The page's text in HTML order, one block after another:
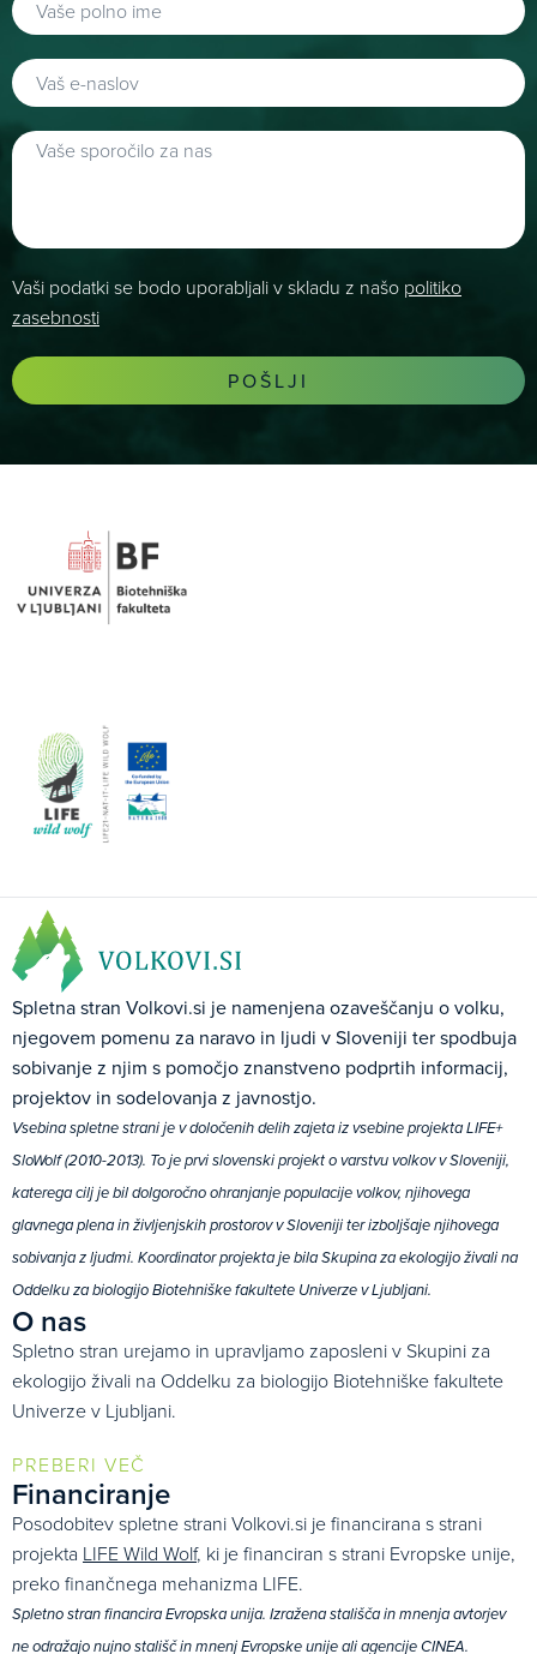
Vaši podatki se bodo uporabljali v skladu z našo politiko
zasebnosti
POŠLJI
Spletna stran Volkovi.si je namenjena ozaveščanju o volku,
njegovem pomenu za naravo in ljudi v Sloveniji ter spodbuja
sobivanje z njim s pomočjo znanstveno podprtih informacij,
projektov in sodelovanja z javnostjo.
Vsebina spletne strani je v določenih delih zajeta iz vsebine projekta LIFE+
SloWolf (2010-2013). To je prvi slovenski projekt o varstvu volkov v Sloveniji,
katerega cilj je bil dolgoročno ohranjanje populacije volkov, njihovega
glavnega plena in življenjskih prostorov v Sloveniji ter izboljšaje njihovega
sobivanja z ljudmi. Koordinator projekta je bila Skupina za ekologijo živali na
Oddelku za biologijo Biotehniške fakultete Univerze v Ljubljani.
O nas
Spletno stran urejamo in upravljamo zaposleni v Skupini za
ekologijo živali na Oddelku za biologijo Biotehniške fakultete
Univerze v Ljubljani.
PREBERI VEČ
Financiranje
Posodobitev spletne strani Volkovi.si je financirana s strani
projekta LIFE Wild Wolf, ki je financiran s strani Evropske unije,
preko finančnega mehanizma LIFE.
Spletno stran financira Evropska unija. Izražena stališča in mnenja avtorjev
ne odražajo nujno stališč in mnenj Evropske unije ali agencije CINEA.